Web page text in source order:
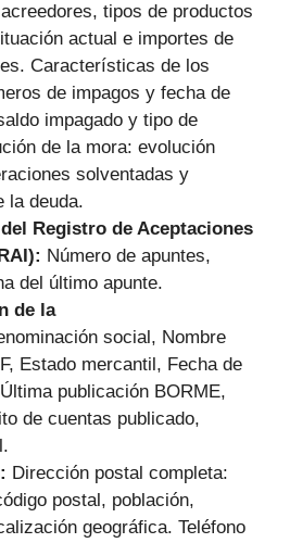
tipos de productos
actual e importes de
Características de los
de impagos y fecha de
impagado y tipo de
de la mora: evolución
solventadas y
la deuda.
Registro de Aceptaciones
Número de apuntes,
del último apunte.
de la
social, Nombre
Estado mercantil, Fecha de
publicación BORME,
de cuentas publicado,
Dirección postal completa:
postal, población,
geográfica. Teléfono